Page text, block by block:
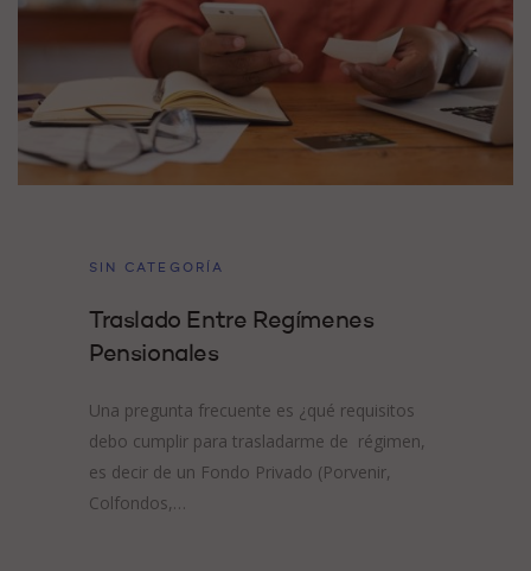
SIN CATEGORÍA
Traslado Entre Regímenes
Pensionales
Una pregunta frecuente es ¿qué requisitos
debo cumplir para trasladarme de régimen,
es decir de un Fondo Privado (Porvenir,
Colfondos,…